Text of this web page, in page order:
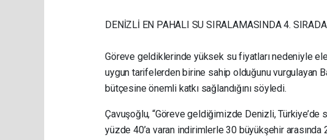
DENİZLİ EN PAHALI SU SIRALAMASINDA 4.
Göreve geldiklerinde yüksek su fiyatları nedeniyle
uygun tarifelerden birine sahip olduğunu vurgulayan
bütçesine önemli katkı sağlandığını söyledi.
Çavuşoğlu, “Göreve geldiğimizde Denizli, Türkiye’de
yüzde 40’a varan indirimlerle 30 büyükşehir arasında